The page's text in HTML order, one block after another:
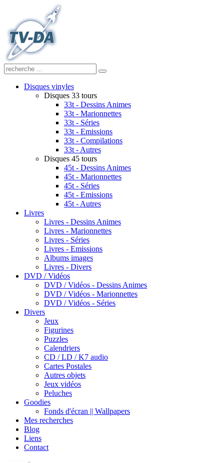
Disques vinyles
Disques 33 tours
33t - Dessins Animes
33t - Marionnettes
33t - Séries
33t - Emissions
33t - Compilations
33t - Autres
Disques 45 tours
45t - Dessins Animes
45t - Marionnettes
45t - Séries
45t - Emissions
45t - Autres
Livres
Livres - Dessins Animes
Livres - Marionnettes
Livres - Séries
Livres - Emissions
Albums images
Livres - Divers
DVD / Vidéos
DVD / Vidéos - Dessins Animes
DVD / Vidéos - Marionnettes
DVD / Vidéos - Séries
Divers
Jeux
Figurines
Puzzles
Calendriers
CD / LD / K7 audio
Cartes Postales
Autres objets
Jeux vidéos
Peluches
Goodies
Fonds d'écran || Wallpapers
Mes recherches
Blog
Liens
Contact